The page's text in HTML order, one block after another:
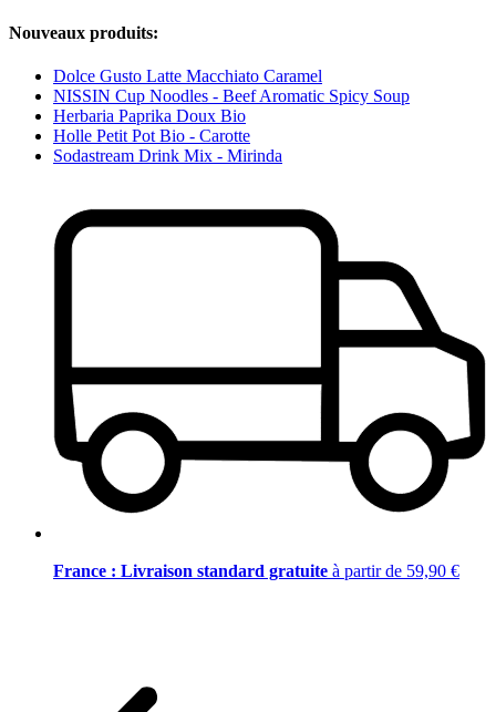
Nouveaux produits:
Dolce Gusto Latte Macchiato Caramel
NISSIN Cup Noodles - Beef Aromatic Spicy Soup
Herbaria Paprika Doux Bio
Holle Petit Pot Bio - Carotte
Sodastream Drink Mix - Mirinda
France : Livraison standard gratuite à partir de 59,90 €